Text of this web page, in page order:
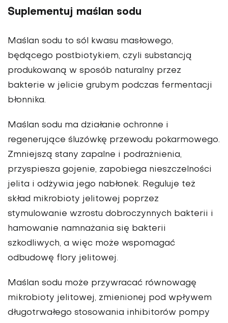
Suplementuj maślan sodu
Maślan sodu to sól kwasu masłowego,
będącego postbiotykiem, czyli substancją
produkowaną w sposób naturalny przez
bakterie w jelicie grubym podczas fermentacji
błonnika.
Maślan sodu ma działanie ochronne i
regenerujące śluzówkę przewodu pokarmowego.
Zmniejszą stany zapalne i podrażnienia,
przyspiesza gojenie, zapobiega nieszczelności
jelita i odżywia jego nabłonek. Reguluje też
skład mikrobioty jelitowej poprzez
stymulowanie wzrostu dobroczynnych bakterii i
hamowanie namnażania się bakterii
szkodliwych, a więc może wspomagać
odbudowę flory jelitowej.
Maślan sodu może przywracać równowagę
mikrobioty jelitowej, zmienionej pod wpływem
długotrwałego stosowania inhibitorów pompy